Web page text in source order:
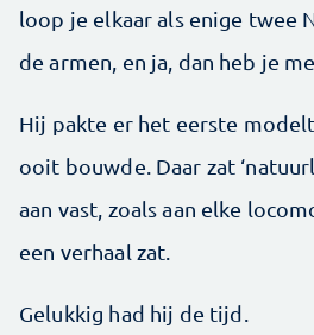
loop je elkaar als enige twee
de armen, en ja, dan heb je
Hij pakte er het eerste
ooit bouwde. Daar zat
aan vast, zoals aan elke
een verhaal zat.
Gelukkig had hij de tijd.